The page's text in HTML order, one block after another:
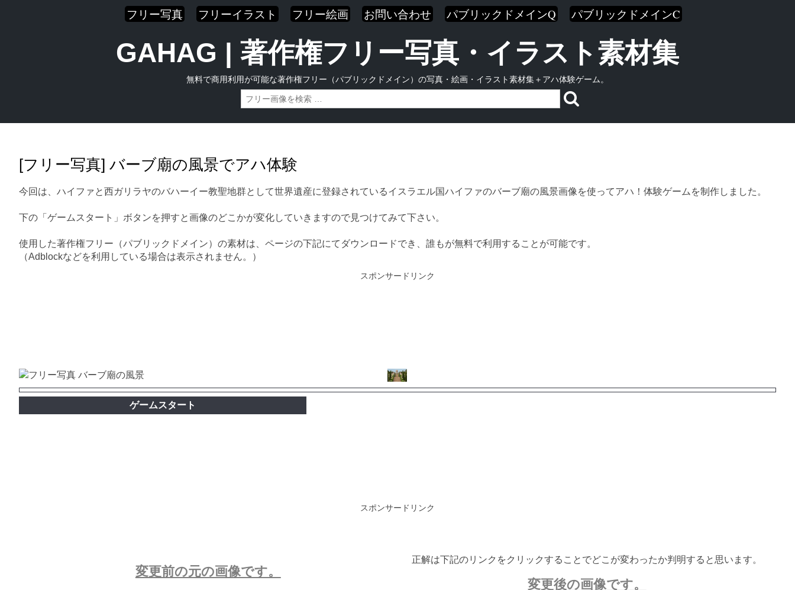
フリー写真 フリーイラスト フリー絵画 お問い合わせ パブリックドメインQ パブリックドメインC
GAHAG | 著作権フリー写真・イラスト素材集
無料で商用利用が可能な著作権フリー（パブリックドメイン）の写真・絵画・イラスト素材集＋アハ体験ゲーム。
[フリー写真] バーブ廟の風景でアハ体験
今回は、ハイファと西ガリラヤのバハーイー教聖地群として世界遺産に登録されているイスラエル国ハイファのバーブ廟の風景画像を使ってアハ！体験ゲームを制作しました。
下の「ゲームスタート」ボタンを押すと画像のどこかが変化していきますので見つけてみて下さい。
使用した著作権フリー（パブリックドメイン）の素材は、ページの下記にてダウンロードでき、誰もが無料で利用することが可能です。
（Adblockなどを利用している場合は表示されません。）
スポンサードリンク
ゲームスタート
スポンサードリンク
正解は下記のリンクをクリックすることでどこが変わったか判明すると思います。
変更前の元の画像です。
変更後の画像です。